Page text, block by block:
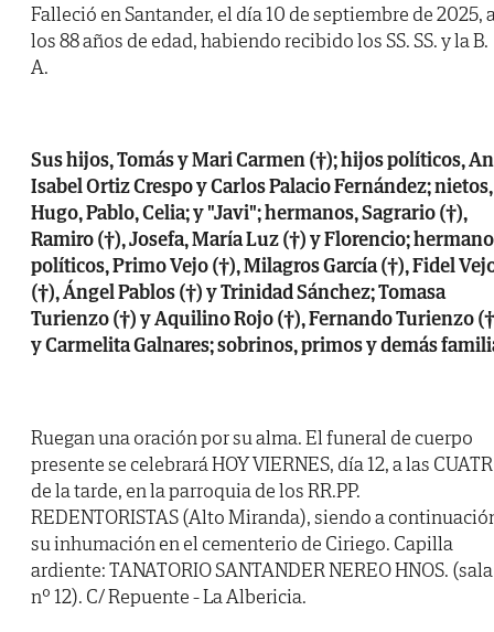
Falleció en Santander, el día 10 de septiembre de 2025,
los 88 años de edad, habiendo recibido los SS. SS. y la B.
A.
Sus hijos, Tomás y Mari Carmen (†); hijos políticos,
Isabel Ortiz Crespo y Carlos Palacio Fernández; nietos,
Hugo, Pablo, Celia; y "Javi"; hermanos, Sagrario (†),
Ramiro (†), Josefa, María Luz (†) y Florencio;
políticos, Primo Vejo (†), Milagros García (†), Fidel
(†), Ángel Pablos (†) y Trinidad Sánchez; Tomasa
Turienzo (†) y Aquilino Rojo (†), Fernando Turienzo
y Carmelita Galnares; sobrinos, primos y demás
Ruegan una oración por su alma. El funeral de cuerpo
presente se celebrará HOY VIERNES, día 12, a las
de la tarde, en la parroquia de los RR.PP.
REDENTORISTAS (Alto Miranda), siendo a
su inhumación en el cementerio de Ciriego. Capilla
ardiente: TANATORIO SANTANDER NEREO HNOS. (sala
nº 12). C/ Repuente - La Albericia.